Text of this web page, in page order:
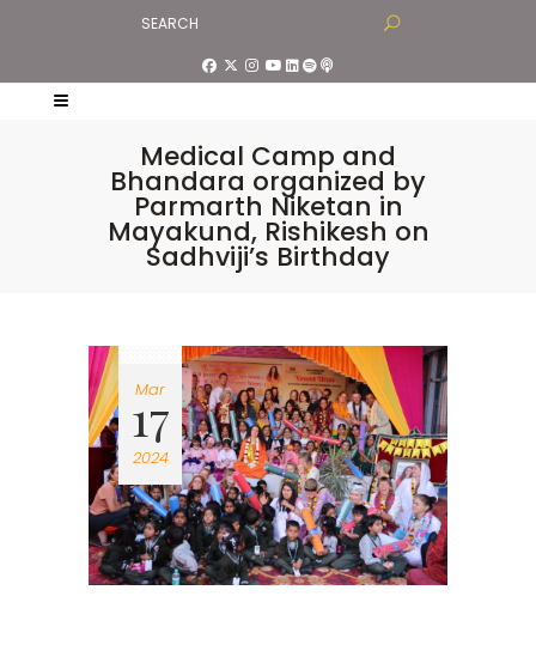
Medical Camp and
Bhandara organized by
Parmarth Niketan in
Mayakund, Rishikesh on
Sadhviji’s Birthday
Mar
17
2024